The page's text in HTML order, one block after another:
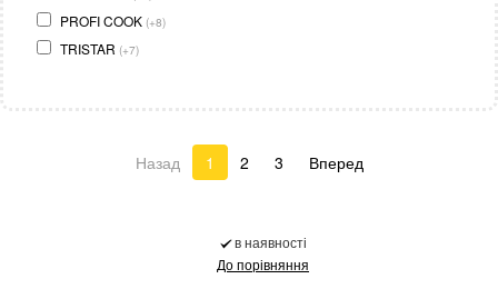
PROFI COOK (+8)
TRISTAR (+7)
Назад 1 2 3 Вперед
в наявності
До порівняння